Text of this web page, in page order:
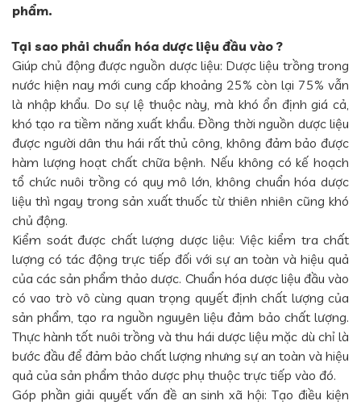
phẩm.
Tại sao phải chuẩn hóa dược liệu đầu vào ?
Giúp chủ động được nguồn dược liệu: Dược liệu trồng trong
nước hiện nay mới cung cấp khoảng 25% còn lại 75% vẫn
là nhập khẩu. Do sự lệ thuộc này, mà khó ổn định giá cả,
khó tạo ra tiềm năng xuất khẩu. Đồng thời nguồn dược liệu
được người dân thu hái rất thủ công, không đảm bảo được
hàm lượng hoạt chất chữa bệnh. Nếu không có kế hoạch
tổ chức nuôi trồng có quy mô lớn, không chuẩn hóa dược
liệu thì ngay trong sản xuất thuốc từ thiên nhiên cũng khó
chủ động.
Kiểm soát được chất lượng dược liệu: Việc kiểm tra chất
lượng có tác động trực tiếp đối với sự an toàn và hiệu quả
của các sản phẩm thảo dược. Chuẩn hóa dược liệu đầu vào
có vao trò vô cùng quan trọng quyết định chất lượng của
sản phẩm, tạo ra nguồn nguyên liệu đảm bảo chất lượng.
Thực hành tốt nuôi trồng và thu hái dược liệu mặc dù chỉ là
bước đầu để đảm bảo chất lượng nhưng sự an toàn và hiệu
quả của sản phẩm thảo dược phụ thuộc trực tiếp vào đó.
Góp phần giải quyết vấn đề an sinh xã hội: Tạo điều kiện